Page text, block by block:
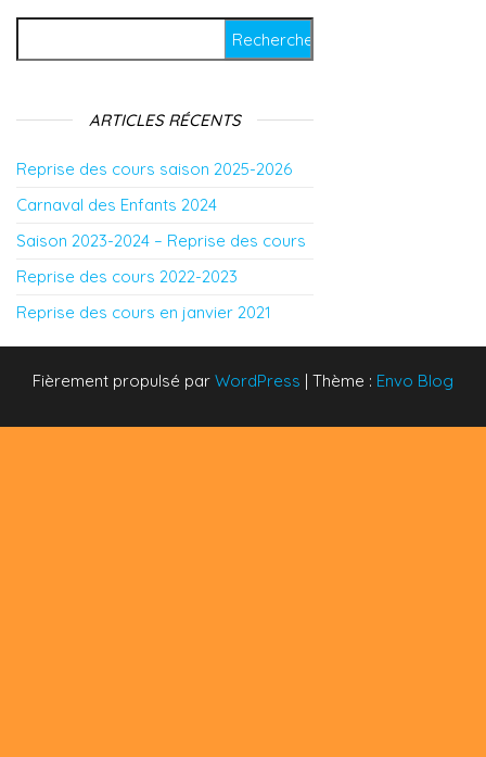
ARTICLES RÉCENTS
Reprise des cours saison 2025-2026
Carnaval des Enfants 2024
Saison 2023-2024 – Reprise des cours
Reprise des cours 2022-2023
Reprise des cours en janvier 2021
Fièrement propulsé par WordPress | Thème : Envo Blog